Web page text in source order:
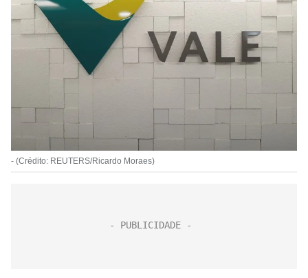
- (Crédito: REUTERS/Ricardo Moraes)